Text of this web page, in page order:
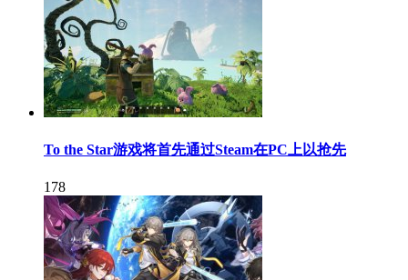
To the Star游戏将首先通过Steam在PC上以抢先
178